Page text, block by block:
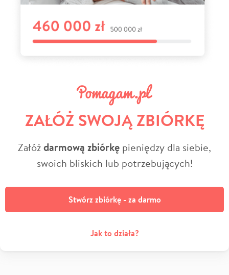
ZAŁÓŻ SWOJĄ ZBIÓRKĘ
Załóżdarmową zbiórkę pieniędzy dla siebie,
swoich bliskich lub potrzebujących!
Stwórz zbiórkę - za darmo
Jak to działa?